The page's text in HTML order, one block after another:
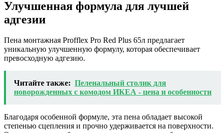
Улучшенная формула для лучшей
адгезии
Пена монтажная Profflex Pro Red Plus 65л предлагает
уникальную улучшенную формулу, которая обеспечивает
превосходную адгезию.
Читайте также: Пеленальный столик для
новорожденных с комодом ИКЕА - цена и особенности
Благодаря особенной формуле, эта пена обладает высокой
степенью сцепления и прочно удерживается на поверхности.